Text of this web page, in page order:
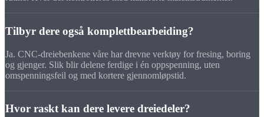
Tilbyr dere også komplettbearbeiding?
Ja. CNC-dreiebenkene våre har drevne verktøy for fresing, boring
og gjenger. Slik blir delene ferdige i én oppspenning, uten
omspenningsfeil og med kortere gjennomløpstid.
Hvor raskt kan dere levere dreiedeler?